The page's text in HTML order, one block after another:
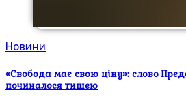
Новини
«Свобода має свою ціну»: слово
починалося тишею